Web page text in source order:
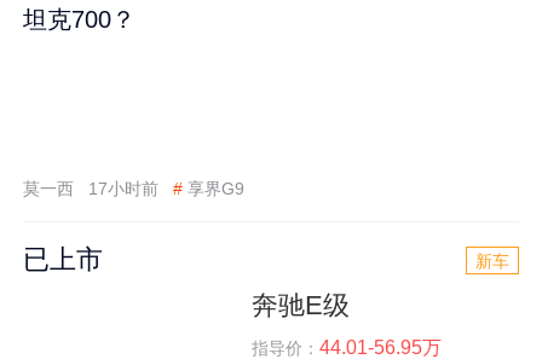
坦克700？
莫一西 17小时前 # 享界G9
已上市 新车
奔驰E级
指导价： 44.01-56.95万